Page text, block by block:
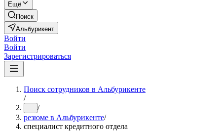
Ещё
Поиск
Альбурикент
Войти
Войти
Зарегистрироваться
Поиск сотрудников в Альбурикенте
/
... /
резюме в Альбурикенте/
специалист кредитного отдела